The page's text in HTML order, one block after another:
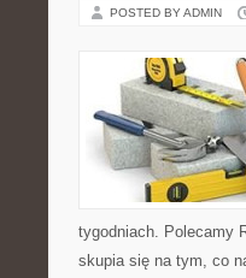
POSTED BY ADMIN
tygodniach. Polecamy
skupia się na tym, co